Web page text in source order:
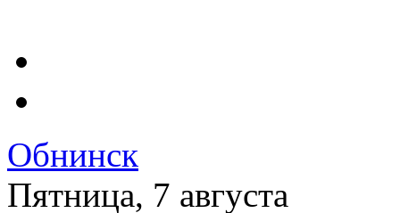
Обнинск
Пятница, 7 августа